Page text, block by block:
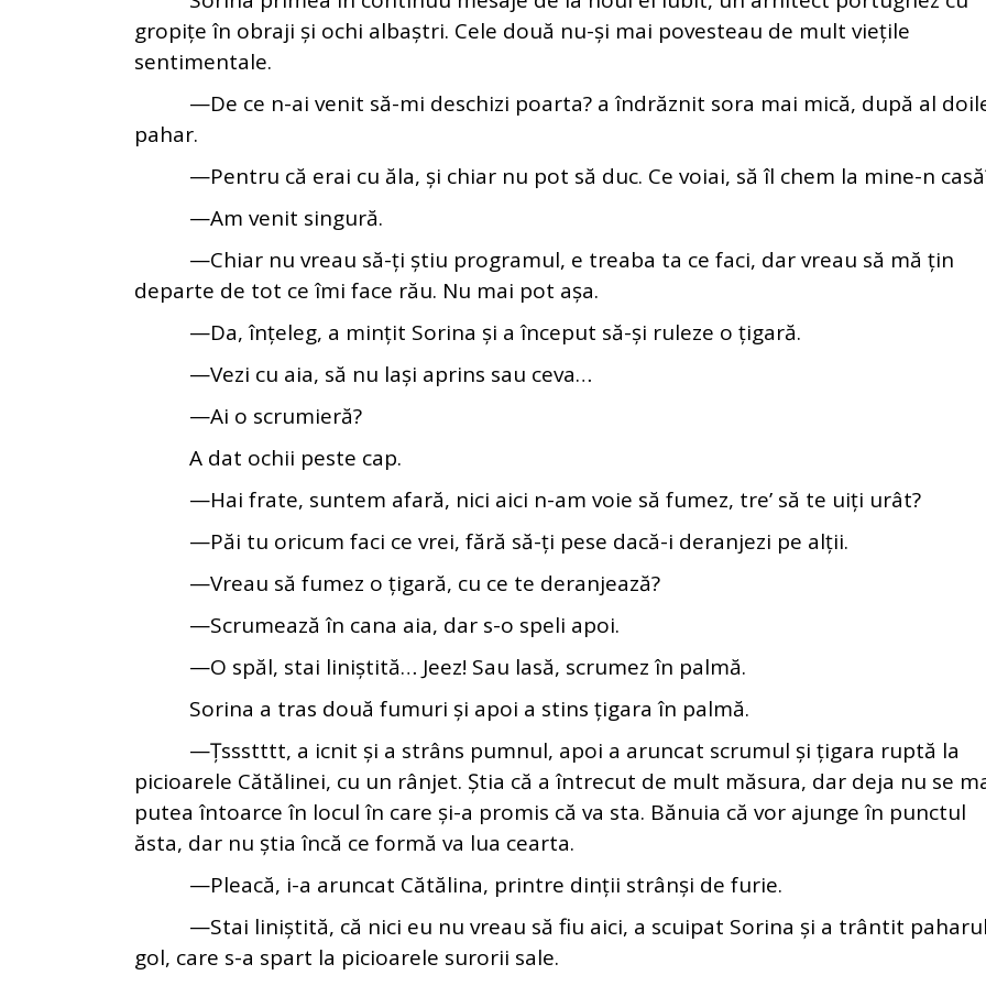
gropițe în obraji și ochi albaștri. Cele două nu-și mai povesteau de mult viețile
sentimentale.
—De ce n-ai venit să-mi deschizi poarta? a îndrăznit sora mai mică, după al
pahar.
—Pentru că erai cu ăla, și chiar nu pot să duc. Ce voiai, să îl chem la mine-n
—Am venit singură.
—Chiar nu vreau să-ți știu programul, e treaba ta ce faci, dar vreau să mă țin
departe de tot ce îmi face rău. Nu mai pot așa.
—Da, înțeleg, a mințit Sorina și a început să-și ruleze o țigară.
—Vezi cu aia, să nu lași aprins sau ceva…
—Ai o scrumieră?
A dat ochii peste cap.
—Hai frate, suntem afară, nici aici n-am voie să fumez, tre’ să te uiți urât?
—Păi tu oricum faci ce vrei, fără să-ți pese dacă-i deranjezi pe alții.
—Vreau să fumez o țigară, cu ce te deranjează?
—Scrumează în cana aia, dar s-o speli apoi.
—O spăl, stai liniștită… Jeez! Sau lasă, scrumez în palmă.
Sorina a tras două fumuri și apoi a stins țigara în palmă.
—Țssstttt, a icnit și a strâns pumnul, apoi a aruncat scrumul și țigara ruptă la
picioarele Cătălinei, cu un rânjet. Știa că a întrecut de mult măsura, dar deja nu se
putea întoarce în locul în care și-a promis că va sta. Bănuia că vor ajunge în punctul
ăsta, dar nu știa încă ce formă va lua cearta.
—Pleacă, i-a aruncat Cătălina, printre dinții strânși de furie.
—Stai liniștită, că nici eu nu vreau să fiu aici, a scuipat Sorina și a trântit
gol, care s-a spart la picioarele surorii sale.